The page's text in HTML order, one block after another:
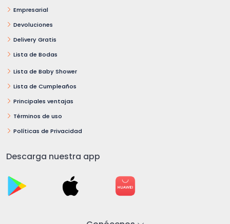
Empresarial
Devoluciones
Delivery Gratis
Lista de Bodas
Lista de Baby Shower
Lista de Cumpleaños
Principales ventajas
Términos de uso
Políticas de Privacidad
Descarga nuestra app